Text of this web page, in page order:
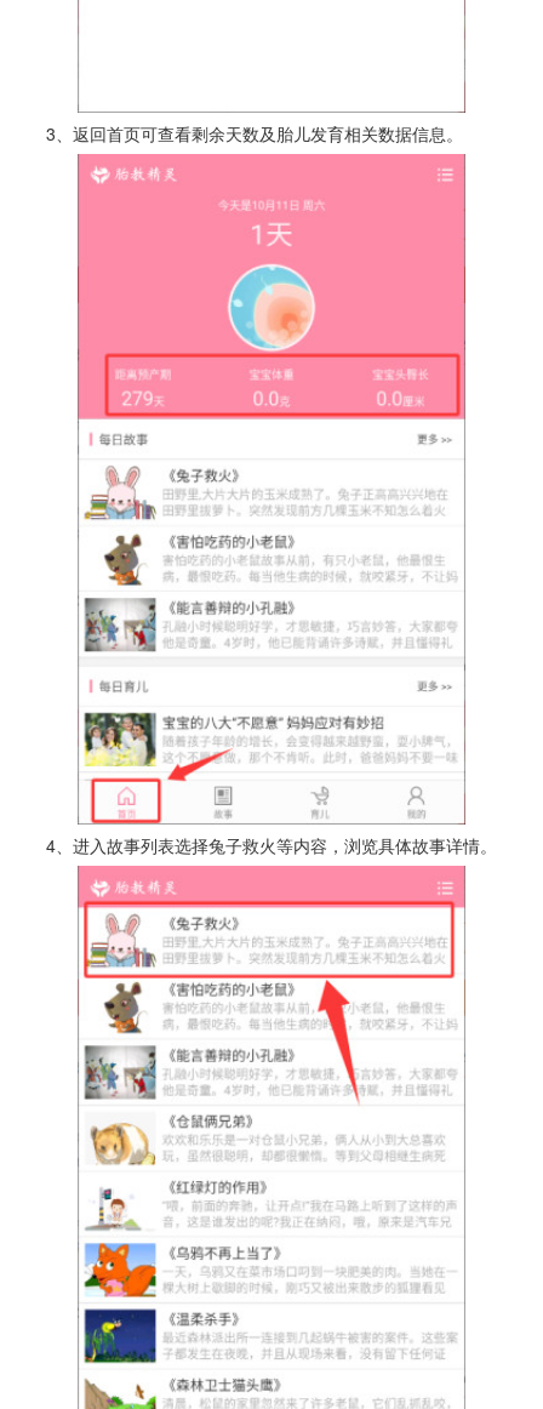
3、返回首页可查看剩余天数及胎儿发育相关数据信息。
4、进入故事列表选择兔子救火等内容，浏览具体故事详情。